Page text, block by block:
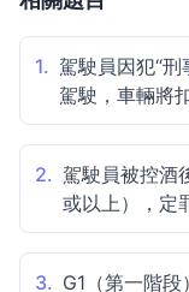
1. 駕駛員因犯“
駕駛，車輛將
2. 駕駛員被控酒
或以上），定
3. G1（第一階